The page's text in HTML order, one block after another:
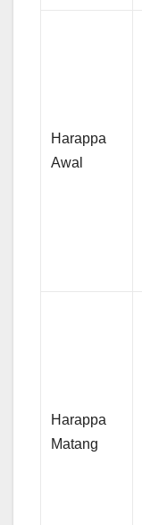
Harappa
Awal
Harappa
Matang